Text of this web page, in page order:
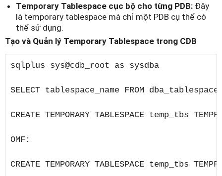
Temporary Tablespace cục bộ cho từng PDB: Đây
là temporary tablespace mà chỉ một PDB cụ thể có
thể sử dụng.
Tạo và Quản lý Temporary Tablespace trong CDB
sqlplus sys@cdb_root as sysdba
SELECT tablespace_name FROM
CREATE TEMPORARY TABLESPACE temp_tbs
OMF:
CREATE TEMPORARY TABLESPACE temp_tbs